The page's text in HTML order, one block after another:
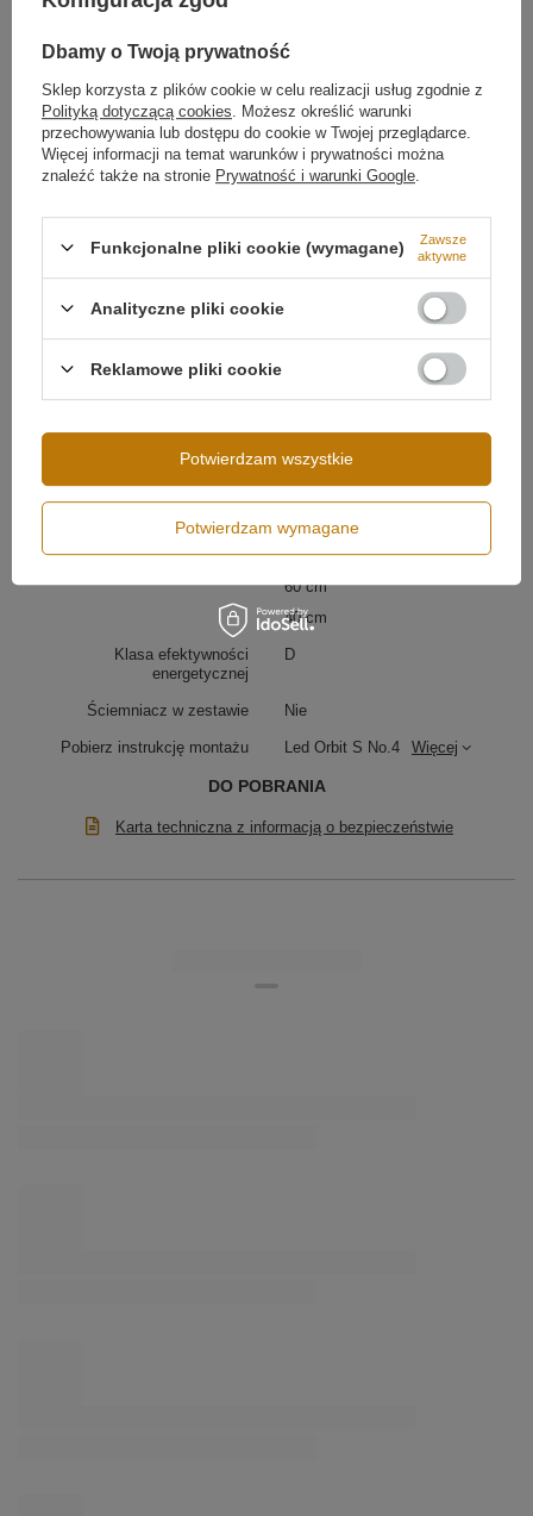
Podsumowanie
Lampa LED Orbit S No.4 w kolorze
światło4000K. Ściemniana tradycyjnie – kompatybilna
ze ściemniaczami triakowymi (ściemniacz nie jest
). Aluminiowa oprawa,
regulowana wysokość i dowolne rozmieszczenie
ringów LED. Idealna do salonów, jadalni i
Możliwość ściemniania
Ściemnianie tradycyjne
(ściemniacz ścienny)
Napięcie wejściowe
Strumień świetlny 9400 lm
Klasa szczelności IP20
Średnica profilu
100 cm
80 cm
60 cm
40 cm
Klasa efektywności
energetycznej
D
Ściemniacz w zestawie Nie
Pobierz instrukcję montażu Led Orbit S No.4 Więcej
DO POBRANIA
Karta techniczna z informacją o bezpieczeństwie
Dbamy o Twoją prywatność
Sklep korzysta z plików cookie w celu realizacji usług zgodnie z
Polityką dotyczącą cookies . Możesz określić warunki
przechowywania lub dostępu do cookie w Twojej przeglądarce.
Więcej informacji na temat warunków i prywatności można
znaleźć także na stronie Prywatność i warunki Google
Funkcjonalne pliki cookie (wymagane)
Zawsze
aktywne
Analityczne pliki cookie
Reklamowe pliki cookie
Potwierdzam wymagane
Potwierdzam wszystkie